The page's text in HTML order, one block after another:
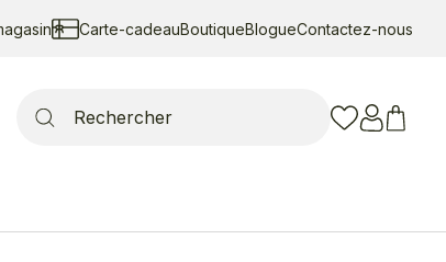
Carte-cadeauBoutiqueBlogueContactez-nous
for: